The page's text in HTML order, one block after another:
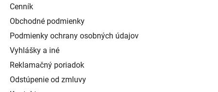
Cenník
Obchodné podmienky
Podmienky ochrany osobných údajov
Vyhlášky a iné
Reklamačný poriadok
Odstúpenie od zmluvy